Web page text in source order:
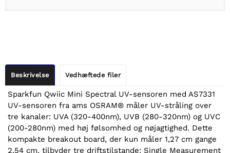
Beskrivelse Vedhæftede filer
Sparkfun Qwiic Mini Spectral UV-sensoren med AS7331
UV-sensoren fra ams OSRAM® måler UV-stråling over
tre kanaler: UVA (320-400nm), UVB (280-320nm) og UVC
(200-280nm) med høj følsomhed og nøjagtighed. Dette
kompakte breakout board, der kun måler 1,27 cm gange
2,54 cm, tilbyder tre driftstilstande: Single Measurement